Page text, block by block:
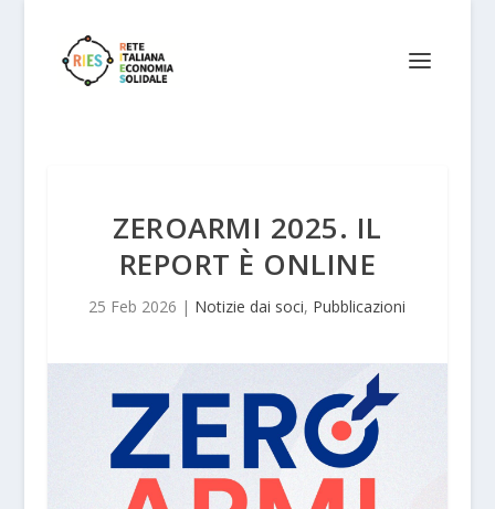
ZEROARMI 2025. IL
REPORT È ONLINE
25 Feb 2026 | Notizie dai soci, Pubblicazioni